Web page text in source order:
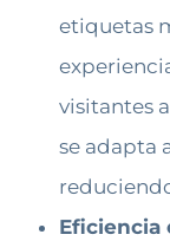
etiquetas
visitantes
se adapta
Eficiencia